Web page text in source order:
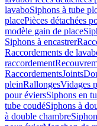
lavaboSiphons à tube
placePièces détachées
modèle gain de place
Siphons à encastrer
Raccordements de
raccordement
RaccordementsJoints
pleinRallongesVidages
pour éviersSiphons en
tube coudéSiphons à
à double chambre